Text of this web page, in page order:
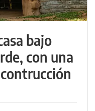
bajo
con una